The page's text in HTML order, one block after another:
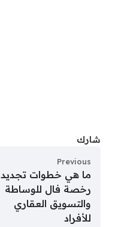
شارك
Previous
ما هي خطوات تجديد
رخصة فال للوساطة
والتسويق العقاري
للأفراد